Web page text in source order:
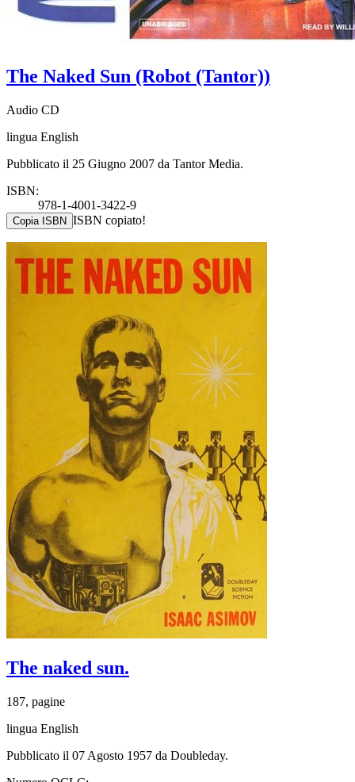
The Naked Sun (Robot (Tantor))
Audio CD
lingua English
Pubblicato il 25 Giugno 2007 da Tantor Media.
ISBN:
978-1-4001-3422-9
Copia ISBN ISBN copiato!
The naked sun.
187, pagine
lingua English
Pubblicato il 07 Agosto 1957 da Doubleday.